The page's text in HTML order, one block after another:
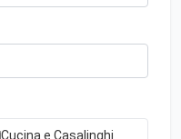
Cucina e Casalinghi